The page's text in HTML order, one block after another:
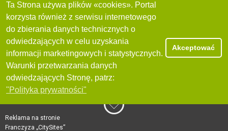
Ta Strona używa plików «cookies». Portal
korzysta również z serwisu internetowego
do zbierania danych technicznych o
odwiedzających w celu uzyskania
informacji marketingowych i statystycznych.
Warunki przetwarzania danych
odwiedzających Stronę, patrz:
"Polityka prywatności"
Akceptować
Reklama na stronie
Franczyza „CitySites”